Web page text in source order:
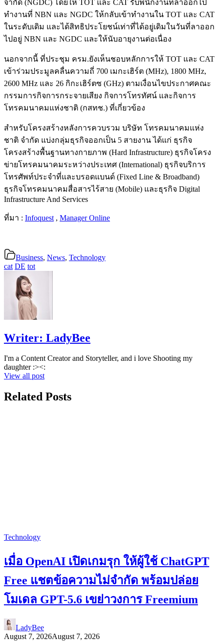
จำกัด (NGDC) โดยให้ TOT และ CAT รับพนักงานที่ลาออกไป
ทำงานที่ NBN และ NGDC ให้กลับเข้าทำงานใน TOT และ CAT
ในระดับเดิม และได้สิทธิประโยชน์เท่าที่ได้อยู่เดิมในวันที่ลาออก
ไปอยู่ NBN และ NGDC และให้นับอายุงานต่อเนื่อง
นอกจากนี้ ที่ประชุม ครม.ยังเห็นชอบหลักการให้ TOT และ CAT
เข้าร่วมประมูลคลื่นความถี่ 700 เมกะเฮิร์ต (MHz), 1800 MHz,
2600 MHz และ 26 กิกะเฮิร์ตซ (GHz) ตามเงื่อนไขประกาศคณะ
กรรมการกิจการกระจายเสียง กิจการโทรทัศน์ และกิจการ
โทรคมนาคมแห่งชาติ (กสทช.) ที่เกี่ยวข้อง
สำหรับโครงสร้างหลังการควบรวม บริษัท โทรคมนาคมแห่ง
ชาติ จำกัด แบ่งกลุ่มธุรกิจออกเป็น 5 สายงาน ได้แก่ ธุรกิจ
โครงสร้างพื้นฐานทางกายภาพ (Hard Infrastructure) ธุรกิจโครง
ข่ายโทรคมนาคมระหว่างประเทศ (International) ธุรกิจบริการ
โทรศัพท์ประจำที่และบรอดแบนด์ (Fixed Line & Broadband)
ธุรกิจโทรคมนาคมสื่อสารไร้สาย (Mobile) และธุรกิจ Digital
Infrastructure And Services
ที่มา : Infoquest , Manager Online
Business, News, Technology
cat DE tot
Writer: LadyBee
I'm a Content Creator and Storyteller, and i love Shooting my
daughter :><:
View all post
Related Posts
Technology
เมื่อ OpenAI เปิดเกมรุก ให้ผู้ใช้ ChatGPT
Free แชตข้อความไม่จำกัด พร้อมปล่อย
โมเดล GPT-5.6 เขย่าวงการ Freemium
LadyBee
August 7, 2026August 7, 2026